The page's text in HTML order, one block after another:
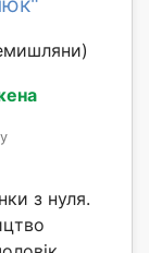
з нуля.